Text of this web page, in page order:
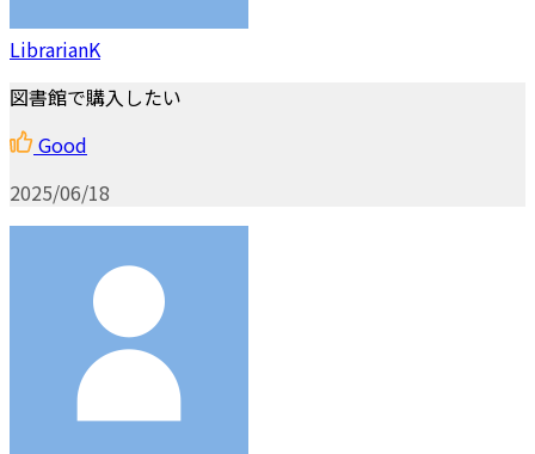
LibrarianK
図書館で購入したい
Good
2025/06/18